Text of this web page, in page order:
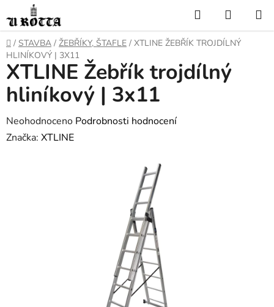
na
obsah
Hledat
KOŠÍK
DOMŮ
/ STAVBA / ŽEBŘÍKY, ŠTAFLE / XTLINE ŽEBŘÍK TROJDÍLNÝ
HLINÍKOVÝ | 3X11
XTLINE Žebřík trojdílný
hliníkový | 3x11
Průměrné
hodnocení
Neohodnoceno Podrobnosti hodnocení
Značka: XTLINE